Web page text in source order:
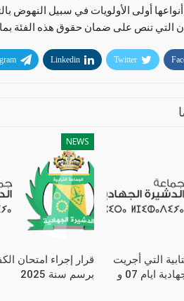
أنواعها أولى الأولويات في سبيل
التي تنص على ضمان حقوق هذه الفئة
Twitter
Linkedin
التي أجريت
بجماعة الدشيرة الجهادية ايام 07 و
NEWS
قرار إجراء امتحان
برسم سنة 2025